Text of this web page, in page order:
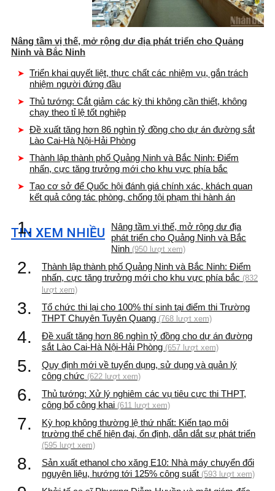
Nâng tầm vị thế, mở rộng dư địa phát triển cho Quảng
Ninh và Bắc Ninh
Triển khai quyết liệt, thực chất các nhiệm vụ, gắn trách
nhiệm người đứng đầu
Thủ tướng: Cắt giảm các kỳ thi không cần thiết, không
chạy theo tỉ lệ tốt nghiệp
Đề xuất tăng hơn 86 nghìn tỷ đồng cho dự án đường sắt
Lào Cai-Hà Nội-Hải Phòng
Thành lập thành phố Quảng Ninh và Bắc Ninh: Điểm
nhấn, cực tăng trưởng mới cho khu vực phía bắc
Tạo cơ sở để Quốc hội đánh giá chính xác, khách quan
kết quả công tác phòng, chống tội phạm thi hành án
TIN XEM NHIỀU
1.
Nâng tầm vị thế, mở rộng dư địa
phát triển cho Quảng Ninh và Bắc
Ninh (950 lượt xem)
2.
Thành lập thành phố Quảng Ninh và Bắc Ninh: Điểm
nhấn, cực tăng trưởng mới cho khu vực phía bắc (832
lượt xem)
3.
Tổ chức thi lại cho 100% thí sinh tại điểm thi Trường
THPT Chuyên Tuyên Quang (768 lượt xem)
4.
Đề xuất tăng hơn 86 nghìn tỷ đồng cho dự án đường
sắt Lào Cai-Hà Nội-Hải Phòng (657 lượt xem)
5.
Quy định mới về tuyển dụng, sử dụng và quản lý
công chức (622 lượt xem)
6.
Thủ tướng: Xử lý nghiêm các vụ tiêu cực thi THPT,
công bố công khai (611 lượt xem)
7.
Kỳ họp không thường lệ thứ nhất: Kiến tạo môi
trường thể chế hiện đại, ổn định, dẫn dắt sự phát triển
(595 lượt xem)
8.
Sản xuất ethanol cho xăng E10: Nhà máy chuyển đổi
nguyên liệu, hướng tới 125% công suất (593 lượt xem)